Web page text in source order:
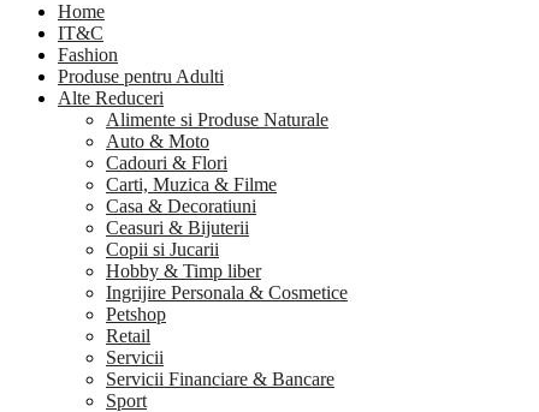
Home
IT&C
Fashion
Produse pentru Adulti
Alte Reduceri
Alimente si Produse Naturale
Auto & Moto
Cadouri & Flori
Carti, Muzica & Filme
Casa & Decoratiuni
Ceasuri & Bijuterii
Copii si Jucarii
Hobby & Timp liber
Ingrijire Personala & Cosmetice
Petshop
Retail
Servicii
Servicii Financiare & Bancare
Sport